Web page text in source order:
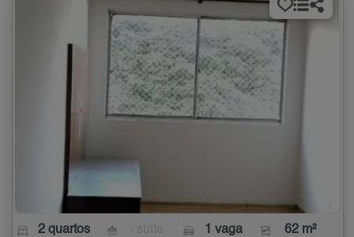
2 quartos 1 vaga 62 m²